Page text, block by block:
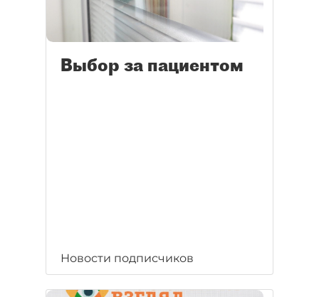
Выбор за пациентом
Новости подписчиков